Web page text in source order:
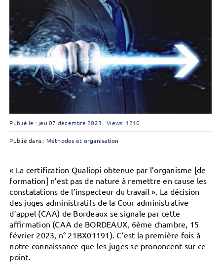
Publié le : jeu 07 décembre 2023 Views: 1210
Publié dans : Méthodes et organisation
« La certification Qualiopi obtenue par l’organisme [de
formation] n’est pas de nature à remettre en cause les
constatations de l’inspecteur du travail ». La décision
des juges administratifs de la Cour administrative
d’appel (CAA) de Bordeaux se signale par cette
affirmation (CAA de BORDEAUX, 6ème chambre, 15
février 2023, n° 21BX01191). C’est la première fois à
notre connaissance que les juges se prononcent sur ce
point.